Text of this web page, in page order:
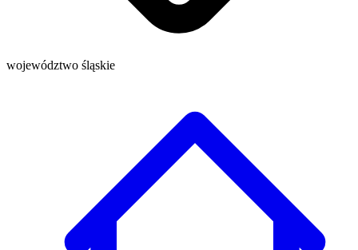
województwo śląskie